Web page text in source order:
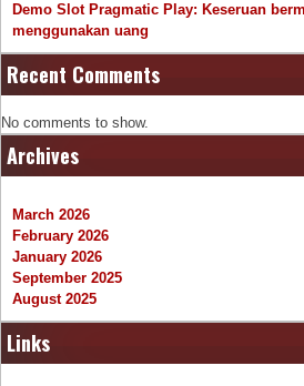
Demo Slot Pragmatic Play: Keseruan
menggunakan uang
Recent Comments
No comments to show.
Archives
March 2026
February 2026
January 2026
September 2025
August 2025
Links